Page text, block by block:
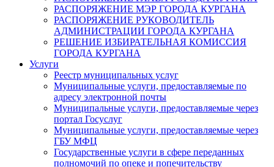
РАСПОРЯЖЕНИЕ МЭР ГОРОДА КУРГАНА
РАСПОРЯЖЕНИЕ РУКОВОДИТЕЛЬ
АДМИНИСТРАЦИИ ГОРОДА КУРГАНА
РЕШЕНИЕ ИЗБИРАТЕЛЬНАЯ КОМИССИЯ
ГОРОДА КУРГАНА
Услуги
Реестр муниципальных услуг
Муниципальные услуги, предоставляемые по
адресу электронной почты
Муниципальные услуги, предоставляемые через
портал Госуслуг
Муниципальные услуги, предоставляемые через
ГБУ МФЦ
Государственные услуги в сфере переданных
полномочий по опеке и попечительству